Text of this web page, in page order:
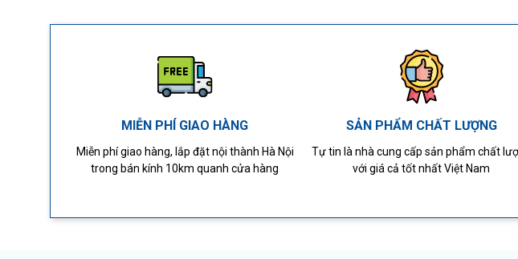
MIỄN PHÍ GIAO HÀNG
Miễn phí giao hàng, lắp đặt nội thành Hà Nội
trong bán kính 10km quanh cửa hàng
SẢN PHẨM CHẤT LƯỢNG
Tự tin là nhà cung cấp sản phẩm chất
với giá cả tốt nhất Việt Nam